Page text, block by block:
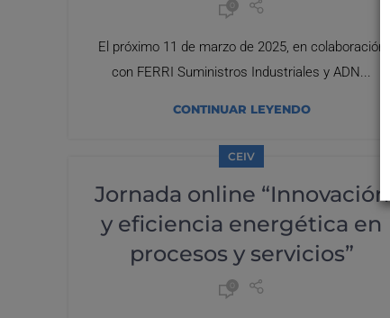
El próximo 11 de marzo de 2025, en colaboración
con FERRI Suministros Industriales y ADN...
CONTINUAR LEYENDO
CEIV
Jornada online “Innovación
y eficiencia energética en
procesos y servicios”